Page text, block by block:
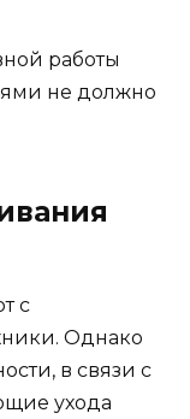
работы
не должно
с
Однако
в связи с
ухода